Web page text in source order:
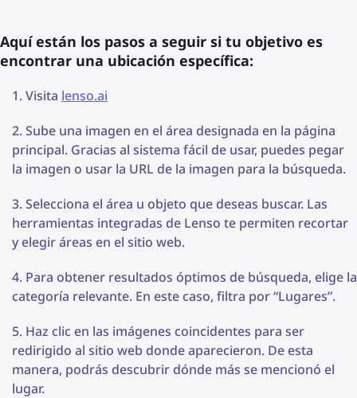
Aquí están los pasos a seguir si tu objetivo es
encontrar una ubicación específica:
Visita lenso.ai
Sube una imagen en el área designada en la página
principal. Gracias al sistema fácil de usar, puedes pegar
la imagen o usar la URL de la imagen para la búsqueda.
Selecciona el área u objeto que deseas buscar. Las
herramientas integradas de Lenso te permiten recortar
y elegir áreas en el sitio web.
Para obtener resultados óptimos de búsqueda, elige la
categoría relevante. En este caso, filtra por “Lugares”.
Haz clic en las imágenes coincidentes para ser
redirigido al sitio web donde aparecieron. De esta
manera, podrás descubrir dónde más se mencionó el
lugar.